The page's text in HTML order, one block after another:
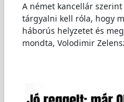
A német kancellár
tárgyalni kell róla, hogy
háborús helyzetet és
mondta, Volodimir